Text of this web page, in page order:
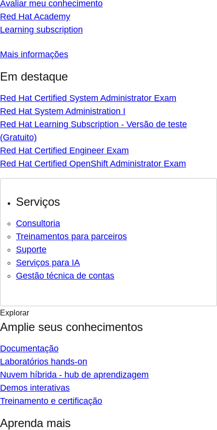
Avaliar meu conhecimento
Red Hat Academy
Learning subscription
Mais informações
Em destaque
Red Hat Certified System Administrator Exam
Red Hat System Administration I
Red Hat Learning Subscription - Versão de teste
(Gratuito)
Red Hat Certified Engineer Exam
Red Hat Certified OpenShift Administrator Exam
Serviços
Consultoria
Treinamentos para parceiros
Suporte
Serviços para IA
Gestão técnica de contas
Explorar
Amplie seus conhecimentos
Documentação
Laboratórios hands-on
Nuvem híbrida - hub de aprendizagem
Demos interativas
Treinamento e certificação
Aprenda mais